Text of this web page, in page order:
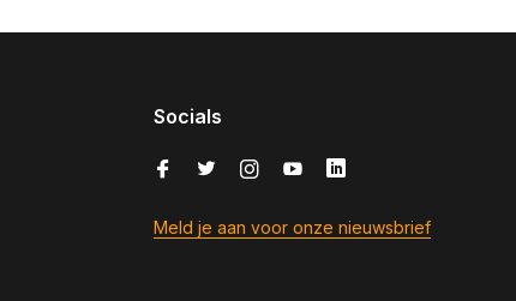
Socials
Meld je aan voor onze nieuwsbrief